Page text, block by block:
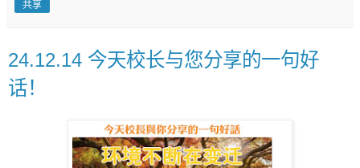
共享
24.12.14 今天校长与您分享的一句好
话！